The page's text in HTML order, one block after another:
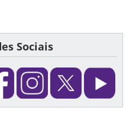
Sociais